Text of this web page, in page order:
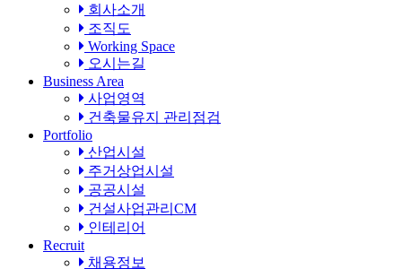
회사소개
조직도
Working Space
오시는길
Business Area
사업영역
건축물유지 관리점검
Portfolio
산업시설
주거상업시설
공공시설
건설사업관리CM
인테리어
Recruit
채용정보